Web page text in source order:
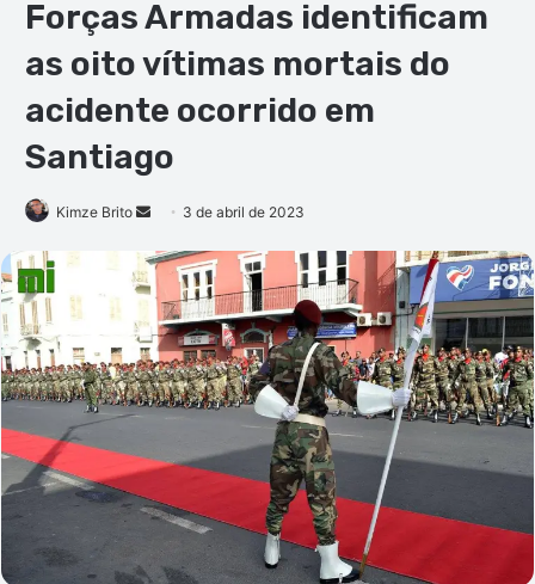
Forças Armadas identificam
as oito vítimas mortais do
acidente ocorrido em
Santiago
Kimze Brito
Mande
e-
mail
3 de abril de 2023